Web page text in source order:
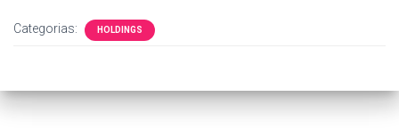
ce
o
ok
n
Categorias: HOLDINGS